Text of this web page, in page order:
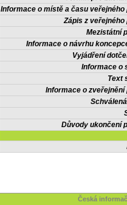
Informace o místě a času veřejného
Zápis z veřejného
Mezistátní
Informace o návrhu
Vyjádření
Informace o
Text
Informace o zveřejnění
Důvody ukončení
Česká